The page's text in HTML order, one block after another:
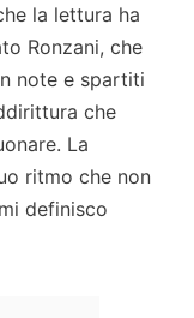
la lettura ha
Ronzani, che
note e spartiti
che
La
ritmo che non
definisco